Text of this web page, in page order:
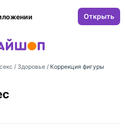
Открыть
/ Здоровье / Коррекция фигуры